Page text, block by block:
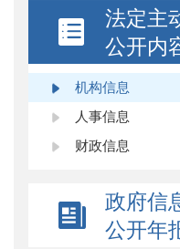
法定主
公开内
机构信息
人事信息
财政信息
政府信
公开年